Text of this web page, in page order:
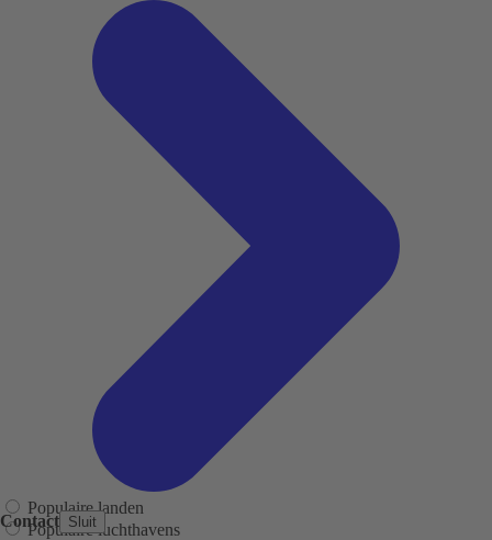
Contact Sluit
Populaire landen
Populaire luchthavens